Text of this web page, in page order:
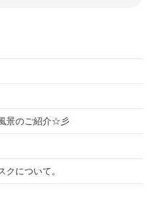
景のご紹介☆彡
について。